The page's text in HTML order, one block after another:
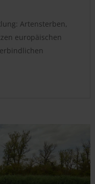
Artensterben,
europäischen